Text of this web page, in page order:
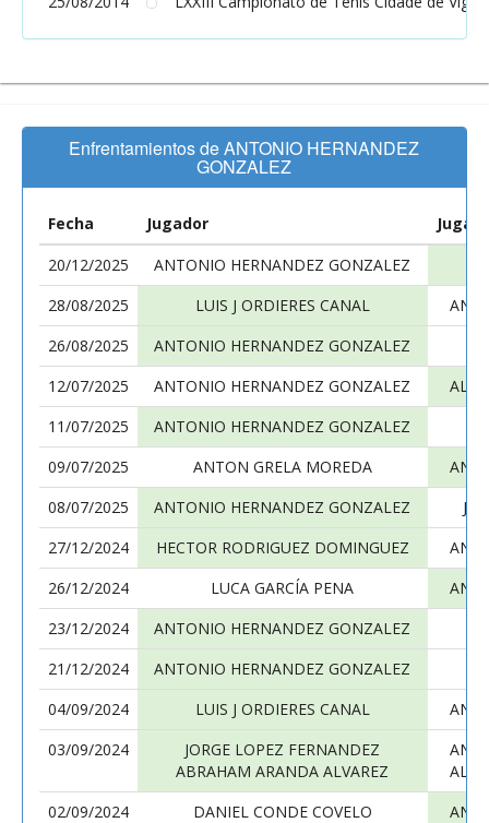
Enfrentamientos de ANTONIO HERNANDEZ
GONZALEZ
Fecha Jugador
20/12/2025
ANTONIO HERNANDEZ GONZALEZ
28/08/2025
LUIS J ORDIERES CANAL
26/08/2025
ANTONIO HERNANDEZ GONZALEZ
12/07/2025
ANTONIO HERNANDEZ GONZALEZ
11/07/2025
ANTONIO HERNANDEZ GONZALEZ
09/07/2025
ANTON GRELA MOREDA
08/07/2025
ANTONIO HERNANDEZ GONZALEZ
27/12/2024
HECTOR RODRIGUEZ DOMINGUEZ
26/12/2024
LUCA GARCÍA PENA
23/12/2024
ANTONIO HERNANDEZ GONZALEZ
21/12/2024
ANTONIO HERNANDEZ GONZALEZ
04/09/2024
LUIS J ORDIERES CANAL
03/09/2024
JORGE LOPEZ FERNANDEZ
ABRAHAM ARANDA ALVAREZ
02/09/2024
DANIEL CONDE COVELO